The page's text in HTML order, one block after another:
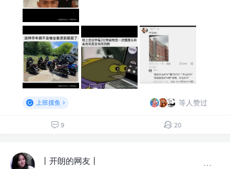
上班摸鱼 等人赞过
9 20
丨开朗的网友丨